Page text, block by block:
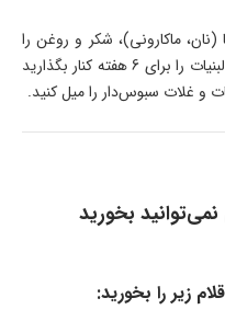
ماکارونی)، شکر و روغن را
کاهش می‌دهید. همچنین باید گوشت و لبنیات را برای 6 هفته کنار بگذارید
و غلات سبوس‌دار را میل کنید.
بخورید
زیر را بخورید: